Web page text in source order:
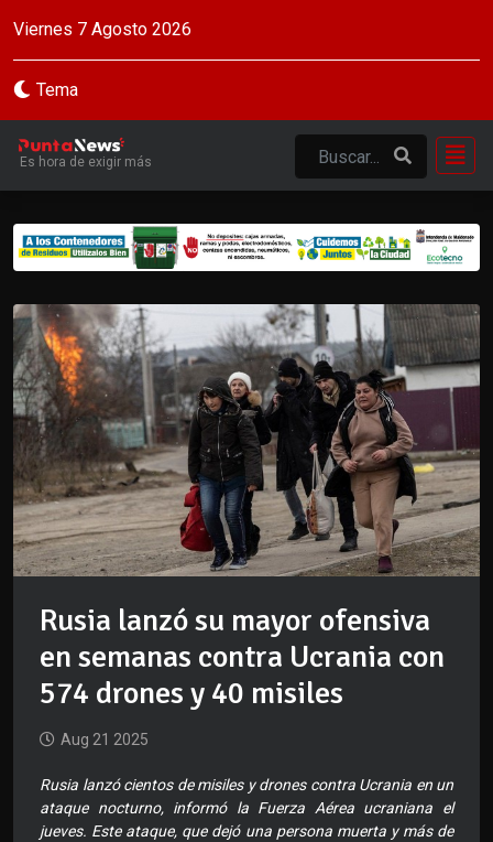
Viernes 7 Agosto 2026
Tema
Es hora de exigir más
Rusia lanzó su mayor ofensiva
en semanas contra Ucrania con
574 drones y 40 misiles
Aug 21 2025
Rusia lanzó cientos de misiles y drones contra Ucrania en un
ataque nocturno, informó la Fuerza Aérea ucraniana el
jueves. Este ataque, que dejó una persona muerta y más de